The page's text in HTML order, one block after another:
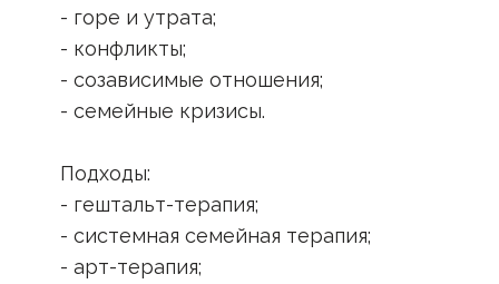
- горе и утрата;
- конфликты;
- созависимые отношения;
- семейные кризисы.
Подходы:
- гештальт-терапия;
- системная семейная терапия;
- арт-терапия;